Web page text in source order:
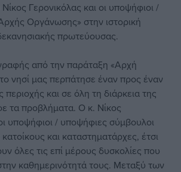
Γερονικόλας και οι υποψήφιοι /
Οργάνωσης» στην ιστορική
πρωτεύουσας.
από την παράταξη «Αρχή
νησί μας περπάτησε έναν προς έναν
και σε όλη τη διάρκεια της
τα προβλήματα. Ο κ. Νίκος
υποψήφιοι / υποψήφιες σύμβουλοι
και καταστηματάρχες, έτσι
όλες τις επί μέρους δυσκολίες που
καθημερινότητά τους. Μεταξύ των